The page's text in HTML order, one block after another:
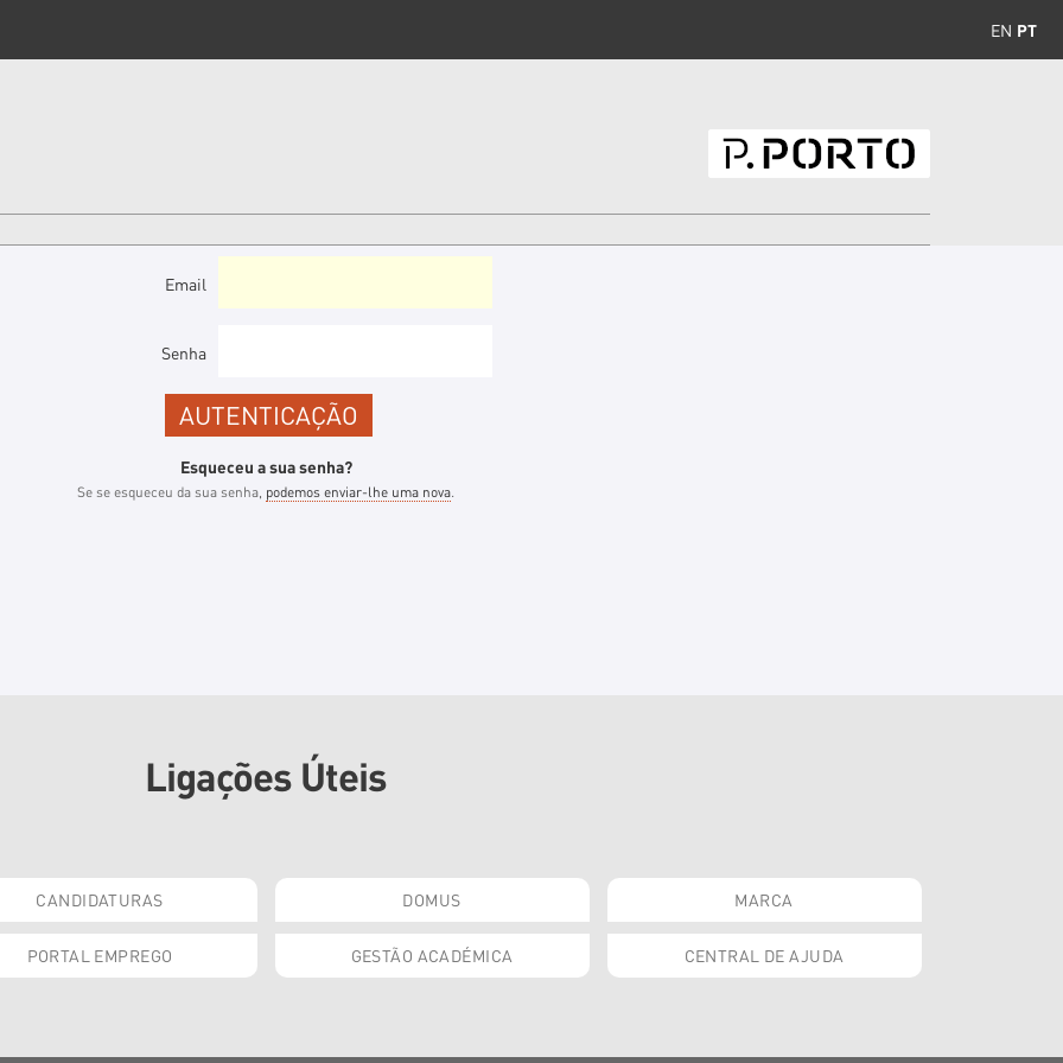
EN PT
Email
Senha
Esqueceu a sua senha?
Se se esqueceu da sua senha, podemos enviar-lhe uma nova.
Ligações Úteis
CANDIDATURAS DOMUS MARCA
PORTAL EMPREGO GESTÃO ACADÉMICA CENTRAL DE AJUDA